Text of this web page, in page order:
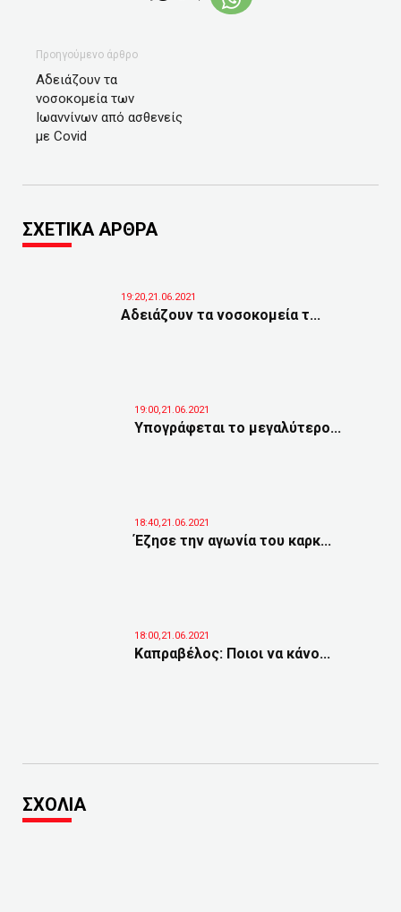
Προηγούμενο άρθρο
Αδειάζουν τα
νοσοκομεία των
Ιωαννίνων από ασθενείς
με Covid
ΣΧΕΤΙΚΑ ΑΡΘΡΑ
19:20,21.06.2021
Αδειάζουν τα νοσοκομεία τ...
19:00,21.06.2021
Υπογράφεται το μεγαλύτερο...
18:40,21.06.2021
Έζησε την αγωνία του καρκ...
18:00,21.06.2021
Καπραβέλος: Ποιοι να κάνο...
ΣΧΟΛΙΑ